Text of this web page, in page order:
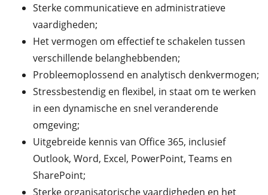
Sterke communicatieve en administratieve
vaardigheden;
Het vermogen om effectief te schakelen tussen
verschillende belanghebbenden;
Probleemoplossend en analytisch denkvermogen;
Stressbestendig en flexibel, in staat om te werken
in een dynamische en snel veranderende
omgeving;
Uitgebreide kennis van Office 365, inclusief
Outlook, Word, Excel, PowerPoint, Teams en
SharePoint;
Sterke organisatorische vaardigheden en het